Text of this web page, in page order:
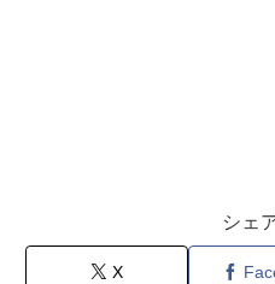
シェ
X